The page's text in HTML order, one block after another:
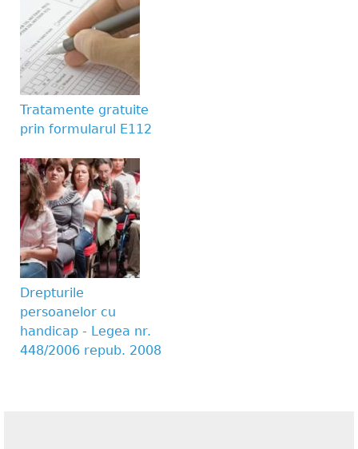
Tratamente gratuite
prin formularul E112
Drepturile
persoanelor cu
handicap - Legea nr.
448/2006 repub. 2008